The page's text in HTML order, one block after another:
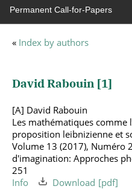
Permanent Call-for-Papers
« Index by authors
David Rabouin [1]
[A] David Rabouin
Les mathématiques
proposition leibnizienne et
Volume 13 (2017), Numéro
d'imagination: Approches
251
Info
Download